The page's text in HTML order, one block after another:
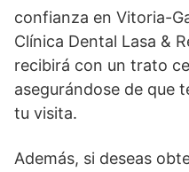
confianza en Vitoria-
Clínica Dental Lasa &
recibirá con un trato
asegurándose de que
tu visita.
Además, si deseas